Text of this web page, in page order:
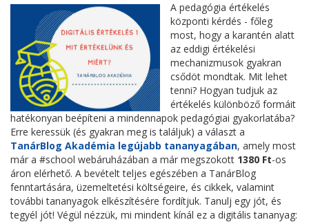
A pedagógia értékelés
központi kérdés - főleg
most, hogy a karantén alatt
az eddigi értékelési
mechanizmusok gyakran
csődöt mondtak. Mit lehet
tenni? Hogyan tudjuk az
értékelés különböző formáit
hatékonyan beépíteni a mindennapok pedagógiai gyakorlatába?
Erre keressük (és gyakran meg is találjuk) a választ a
TanárBlog Akadémia legújabb tananyagában, amely most
már a #school webáruházában a már megszokott 1380 Ft-os
áron elérhető. A bevételt teljes egészében a TanárBlog
fenntartására, üzemeltetési költségeire, és cikkek, valamint
további tananyagok elkészítésére fordítjuk. Tanulj egy jót, és
tegyél jót! Végül nézzük, mi mindent kínál ez a digitális tananyag: